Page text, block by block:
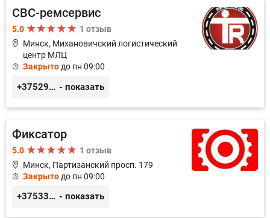
СВС-ремсервис
5.0
1 отзыв
Минск, Михановичский логистический
центр МЛЦ
Закрытодо пн 09:00
+375296233505 - показать
Фиксатор
5.0
1 отзыв
Минск, Партизанский просп. 179
Закрыто до пн 09:00
+375336617270 - показать